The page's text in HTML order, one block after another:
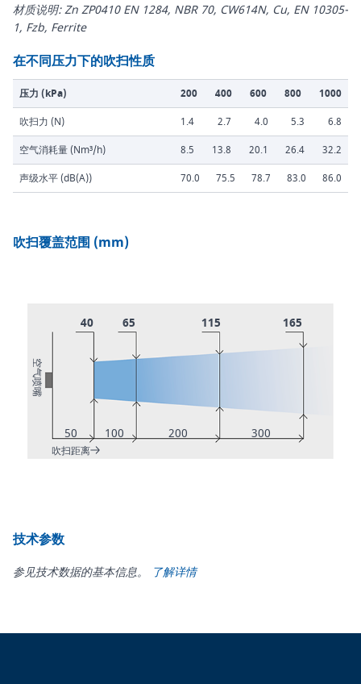
材质说明: Zn ZP0410 EN 1284, NBR 70, CW614N, Cu, EN 10305-
1, Fzb, Ferrite
在不同压力下的吹扫性质
压力 (kPa) 200 400 600 800
1000
吹扫力 (N)
1.4 2.7 4.0 5.3
6.8
空气消耗量 (Nm³/h)
8.5 13.8 20.1 26.4
32.2
声级水平 (dB(A))
70.0 75.5 78.7 83.0 86.0
吹扫覆盖范围 (mm)
空气喷嘴
吹扫距离
40 65 115 165
50 100 200 300
技术参数
参见技术数据的基本信息。 了解详情